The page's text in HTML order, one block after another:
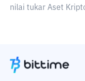
nilai tukar Aset